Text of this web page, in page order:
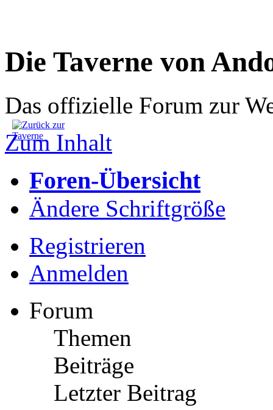
Die Taverne von
Das offizielle Forum zur
Zum Inhalt
Foren-Übersicht
Ändere Schriftgröße
Registrieren
Anmelden
Forum
Themen
Beiträge
Letzter Beitrag